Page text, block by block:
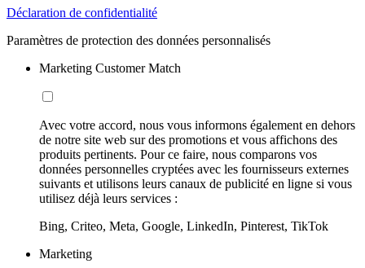
Déclaration de confidentialité
Paramètres de protection des données personnalisés
Marketing Customer Match
Avec votre accord, nous vous informons également en dehors
de notre site web sur des promotions et vous affichons des
produits pertinents. Pour ce faire, nous comparons vos
données personnelles cryptées avec les fournisseurs externes
suivants et utilisons leurs canaux de publicité en ligne si vous
utilisez déjà leurs services :
Bing, Criteo, Meta, Google, LinkedIn, Pinterest, TikTok
Marketing